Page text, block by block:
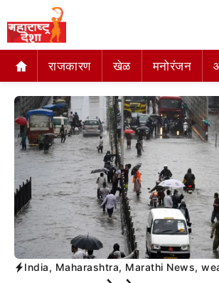
राजकारण खेळ मनोरंजन
India, Maharashtra, Marathi News,